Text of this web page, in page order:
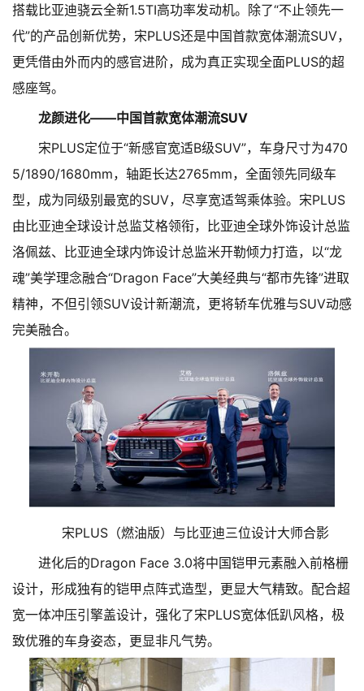
搭载比亚迪骁云全新1.5TI高功率发动机。除了“不止领先一
代”的产品创新优势，宋PLUS还是中国首款宽体潮流SUV，
更凭借由外而内的感官进阶，成为真正实现全面PLUS的超
感座驾。
龙颜进化——中国首款宽体潮流SUV
宋PLUS定位于“新感官宽适B级SUV”，车身尺寸为470
5/1890/1680mm，轴距长达2765mm，全面领先同级车
型，成为同级别最宽的SUV，尽享宽适驾乘体验。宋PLUS
由比亚迪全球设计总监艾格领衔，比亚迪全球外饰设计总监
洛佩兹、比亚迪全球内饰设计总监米开勒倾力打造，以“龙
魂”美学理念融合“Dragon Face”大美经典与“都市先锋”进取
精神，不但引领SUV设计新潮流，更将轿车优雅与SUV动感
完美融合。
宋PLUS（燃油版）与比亚迪三位设计大师合影
进化后的Dragon Face 3.0将中国铠甲元素融入前格栅
设计，形成独有的铠甲点阵式造型，更显大气精致。配合超
宽一体冲压引擎盖设计，强化了宋PLUS宽体低趴风格，极
致优雅的车身姿态，更显非凡气势。